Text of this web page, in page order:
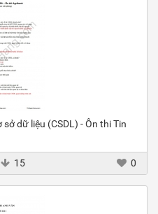
dữ liệu (CSDL) - Ôn thi Tin
15 0